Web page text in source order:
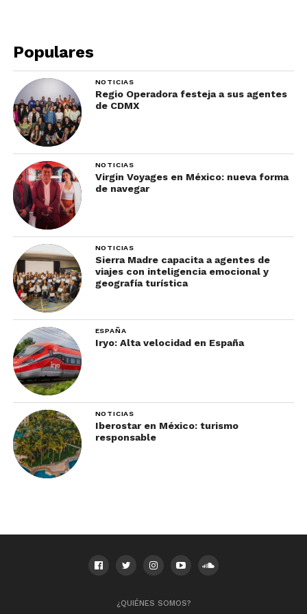
Foto: Alison Slattery / Guía de Montreal en invierno
Además de lo anterior, debes llevar
guantes, bufanda (mejor de lana), gorro
que te cubra las orejas y botas
impermeables, de preferencia para
nieve.
Para los pies, lo mejor es usar calcetines delgados,
calcetines de lana y botas impermeables o para
nieve (no de esquiar).
Qué hacer en Montreal en
invierno
Foto: Ulysse Lemerise / Guía de Montreal en invierno
ciudad tiene una enorme oferta de actividades y
Populares
NOTICIAS
Regio Operadora festeja a sus agentes
de CDMX
NOTICIAS
Virgin Voyages en México: nueva forma
de navegar
NOTICIAS
Sierra Madre capacita a agentes de
viajes con inteligencia emocional y
geografía turística
ESPAÑA
Iryo: Alta velocidad en España
NOTICIAS
Iberostar en México: turismo
responsable
¿QUIÉNES SOMOS?